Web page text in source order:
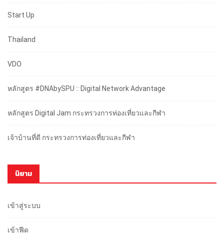
Start Up
Thailand
VDO
หลักสูตร #DNAbySPU :: Digital Network Advantage
หลักสูตร Digital Jam กระทรวงการท่องเที่ยวและกีฬา
เจ้าบ้านที่ดี กระทรวงการท่องเที่ยวและกีฬา
นิยาม
เข้าสู่ระบบ
เข้าฟีด